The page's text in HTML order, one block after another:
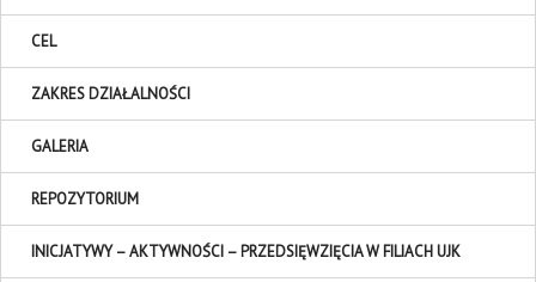
CEL
ZAKRES DZIAŁALNOŚCI
GALERIA
REPOZYTORIUM
INICJATYWY – AKTYWNOŚCI – PRZEDSIĘWZIĘCIA W FILIACH UJK